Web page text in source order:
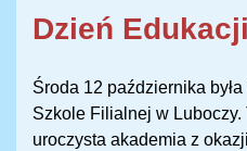
Dzień
Środa 12 października
Szkole Filialnej w Luboczy.
uroczysta akademia z